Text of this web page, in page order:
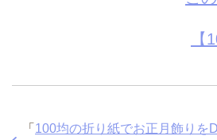
「 100均の折り紙でお正月飾りを